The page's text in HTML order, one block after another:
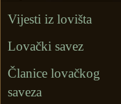
Vijesti iz lovišta
Lovački savez
Članice lovačkog
saveza